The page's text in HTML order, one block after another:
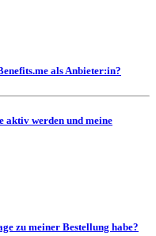
als Anbieter:in?
aktiv werden und meine
zu meiner Bestellung habe?